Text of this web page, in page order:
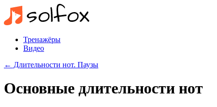
Тренажёры
Видео
← Длительности нот. Паузы
Основные длительности нот